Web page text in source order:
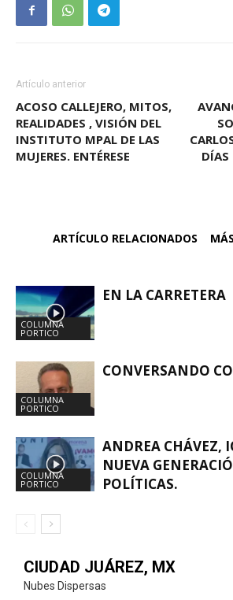
Artículo anterior
ACOSO CALLEJERO, MITOS,
REALIDADES , VISIÓN DEL
INSTITUTO MPAL DE LAS
MUJERES. ENTÉRESE
DÍAS
ARTÍCULO RELACIONADOS
COLUMNA
PORTICO
EN LA CARRETERA
COLUMNA
PORTICO
CONVERSANDO
COLUMNA
PORTICO
ANDREA CHÁVEZ,
NUEVA
POLÍTICAS.
CIUDAD JUÁREZ, MX
Nubes Dispersas